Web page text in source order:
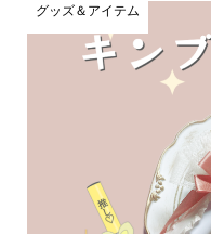
グッズ＆アイテム